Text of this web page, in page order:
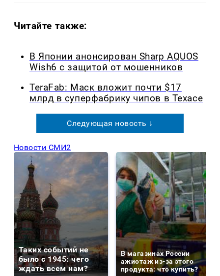
Читайте также:
В Японии анонсирован Sharp AQUOS
Wish6 с защитой от мошенников
TeraFab: Маск вложит почти $17
млрд в суперфабрику чипов в Техасе
Следующая новость ↓
Новости СМИ2
Таких событий не
было с 1945: чего
ждать всем нам?
В магазинах России
ажиотаж из-за этого
продукта: что купить?